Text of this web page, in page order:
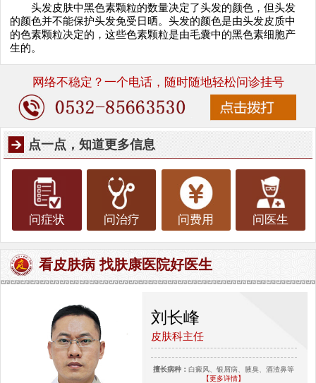
头发皮肤中黑色素颗粒的数量决定了头发的颜色，但头发
的颜色并不能保护头发免受日晒。头发的颜色是由头发皮质中
的色素颗粒决定的，这些色素颗粒是由毛囊中的黑色素细胞产
生的。
网络不稳定？一个电话，随时随地轻松问诊挂号
点一点，知道更多信息
问症状 问治疗 问费用 问医生
看皮肤病 找肤康医院好医生
刘长峰
皮肤科主任
擅长病种：白癜风、银屑病、腋臭、酒渣鼻等
【更多详情】